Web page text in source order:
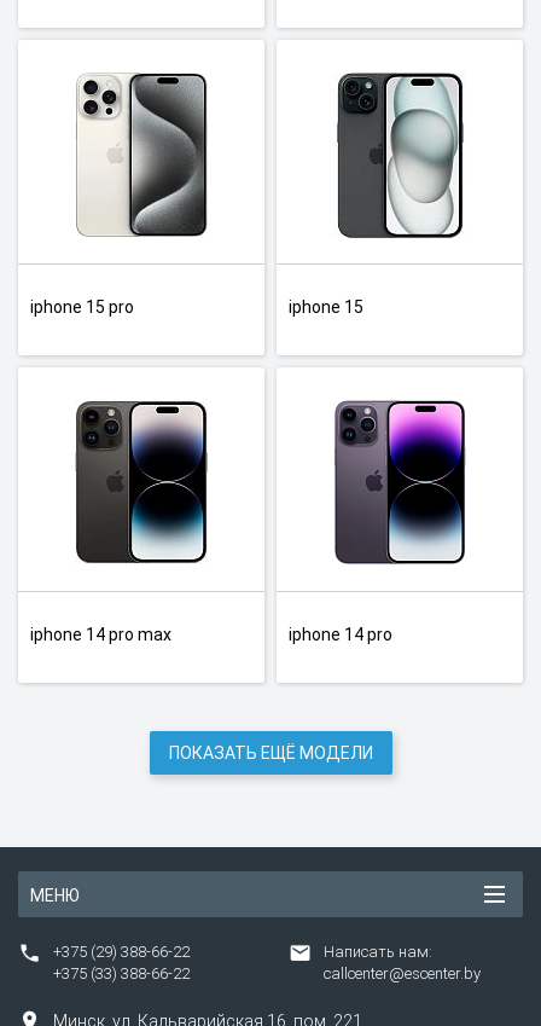
iphone 15 pro iphone 15
iphone 14 pro max iphone 14 pro
ПОКАЗАТЬ ЕЩЁ МОДЕЛИ
МЕНЮ
+375 (29) 388-66-22
+375 (33) 388-66-22
Написать нам:
callcenter@escenter.by
Минск, ул. Кальварийская 16, пом. 221